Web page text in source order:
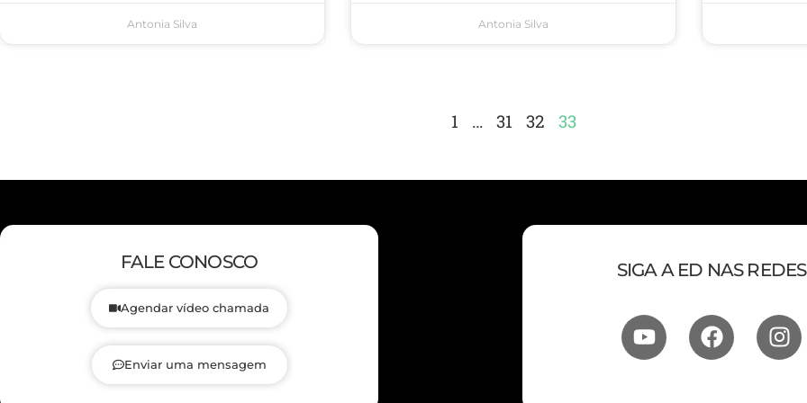
Antonia Silva Antonia Silva
1 … 31 32 33
FALE CONOSCO
Agendar vídeo chamada
Enviar uma mensagem
SIGA A ED NAS REDES